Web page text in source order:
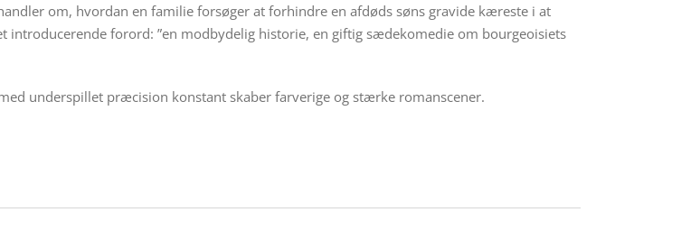
om, hvordan en familie forsøger at forhindre en afdøds søns gravide kæreste i at
forord: ”en modbydelig historie, en giftig sædekomedie om bourgeoisiets
underspillet præcision konstant skaber farverige og stærke romanscener.